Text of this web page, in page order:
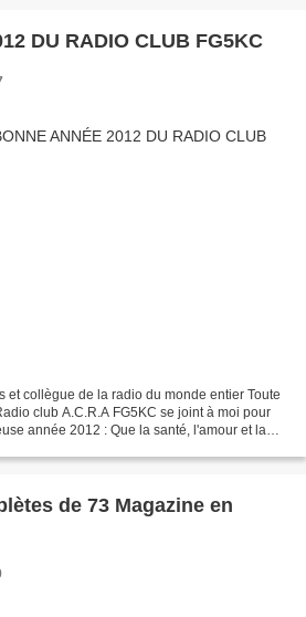
DU RADIO CLUB FG5KC
et collègue de la radio du monde entier Toute
club A.C.R.A FG5KC se joint à moi pour
année 2012 : Que la santé, l'amour et la
de 73 Magazine en